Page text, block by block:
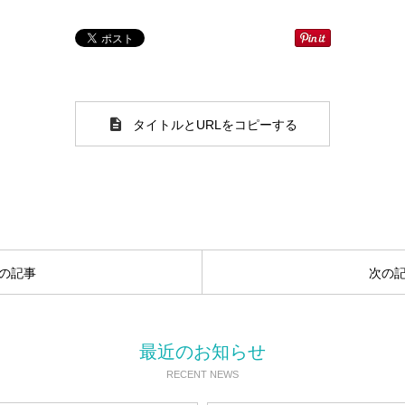
タイトルとURLをコピーする
記事 次の
最近のお知らせ
RECENT NEWS